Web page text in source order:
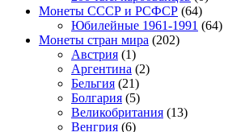
Монеты СССР и РСФСР (64)
Юбилейные 1961-1991 (64)
Монеты стран мира (202)
Австрия (1)
Аргентина (2)
Бельгия (21)
Болгария (5)
Великобритания (13)
Венгрия (6)